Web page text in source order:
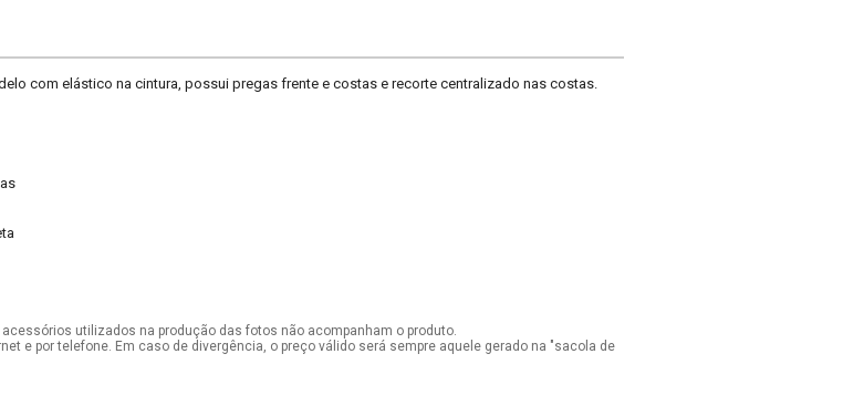
com elástico na cintura, possui pregas frente e costas e recorte centralizado nas costas.
utilizados na produção das fotos não acompanham o produto.
e por telefone. Em caso de divergência, o preço válido será sempre aquele gerado na "sacola de